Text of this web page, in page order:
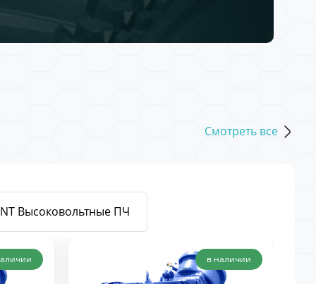
Смотреть все
Высоковольтные ПЧ
в наличии